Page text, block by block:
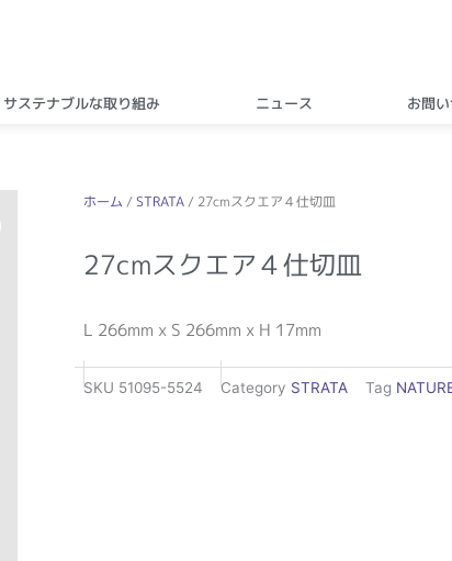
サステナブルな取り組み ニュース お問
ホーム /STRATA / 27cmスクエア４仕切皿
27cmスクエア４仕切皿
L 266mm x S 266mm x H 17mm
SKU 51095-5524 Category STRATA Tag